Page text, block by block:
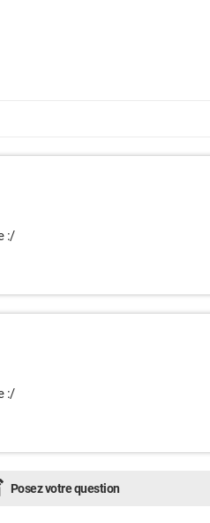
:/
:/
Posez votre question